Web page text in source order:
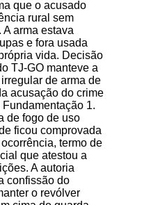
que o acusado
rural sem
arma estava
e fora usada
vida. Decisão
TJ-GO manteve a
de arma de
acusação do crime
1.
de fogo de uso
ficou comprovada
termo de
que atestou a
A autoria
confissão do
o revólver